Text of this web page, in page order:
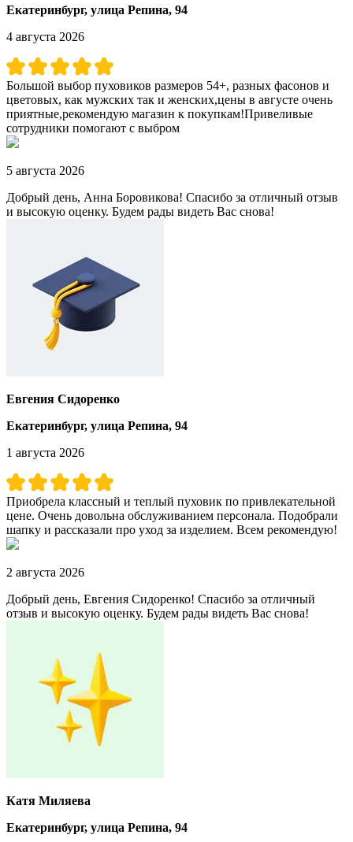
Екатеринбург, улица Репина, 94
4 августа 2026
Большой выбор пуховиков размеров 54+, разных фасонов и
цветовых, как мужских так и женских,цены в августе очень
приятные,рекомендую магазин к покупкам!Привеливые
сотрудники помогают с выбром
5 августа 2026
Добрый день, Анна Боровикова! Спасибо за отличный отзыв
и высокую оценку. Будем рады видеть Вас снова!
Евгения Сидоренко
Екатеринбург, улица Репина, 94
1 августа 2026
Приобрела классный и теплый пуховик по привлекательной
цене. Очень довольна обслуживанием персонала. Подобрали
шапку и рассказали про уход за изделием. Всем рекомендую!
2 августа 2026
Добрый день, Евгения Сидоренко! Спасибо за отличный
отзыв и высокую оценку. Будем рады видеть Вас снова!
Катя Миляева
Екатеринбург, улица Репина, 94